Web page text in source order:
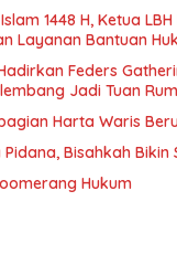
H, Ketua LBH PDKP Babel
Layanan Bantuan
Feders
Jadi Tuan
Harta Waris
Bisahkah Bikin
Hukum